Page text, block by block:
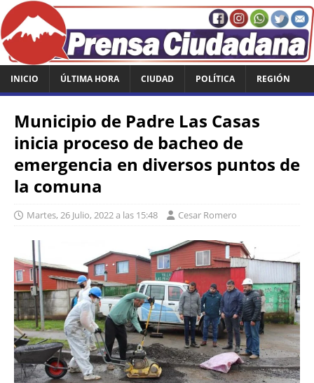
INICIO ÚLTIMA HORA CIUDAD POLÍTICA REGIÓN
Municipio de Padre Las Casas
inicia proceso de bacheo de
emergencia en diversos puntos de
la comuna
Martes, 26 Julio, 2022 a las 15:48 Cesar Romero